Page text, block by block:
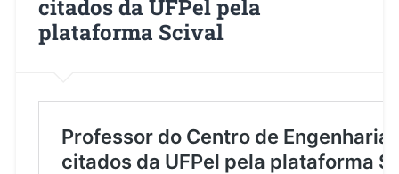
citados da UFPel pela
plataforma Scival